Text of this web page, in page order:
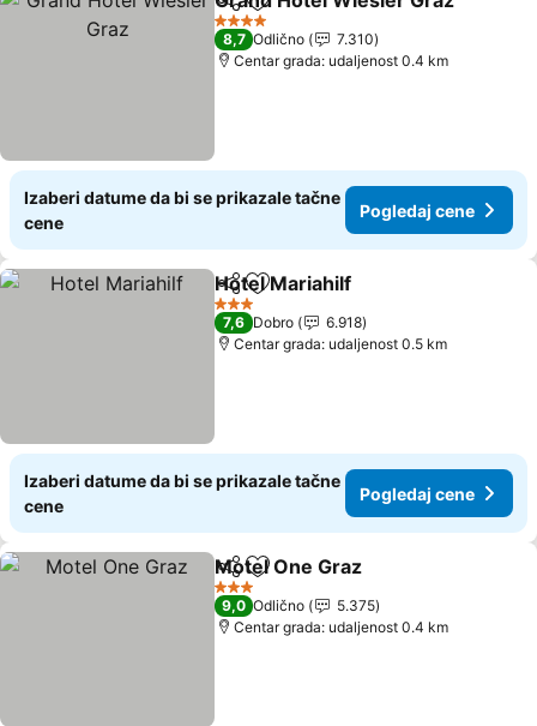
Deli Dodati u favorite
4 Zvezdice
8,7 Odlično
7.310
Centar grada: udaljenost 0.4 km
Izaberi datume da bi se prikazale tačne
cene
Pogledaj cene
Deli Dodati u favorite
Hotel Mariahilf
3 Zvezdice
7,6 Dobro
6.918
Centar grada: udaljenost 0.5 km
Izaberi datume da bi se prikazale tačne
cene
Pogledaj cene
Deli Dodati u favorite
Motel One Graz
3 Zvezdice
9,0 Odlično
5.375
Centar grada: udaljenost 0.4 km